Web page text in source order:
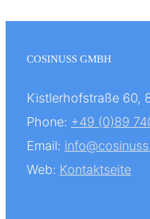
COSINUSS GMBH
Kistlerhofstraße 60,
Phone: +49 (0)89
Email:
Web: Kontaktseite